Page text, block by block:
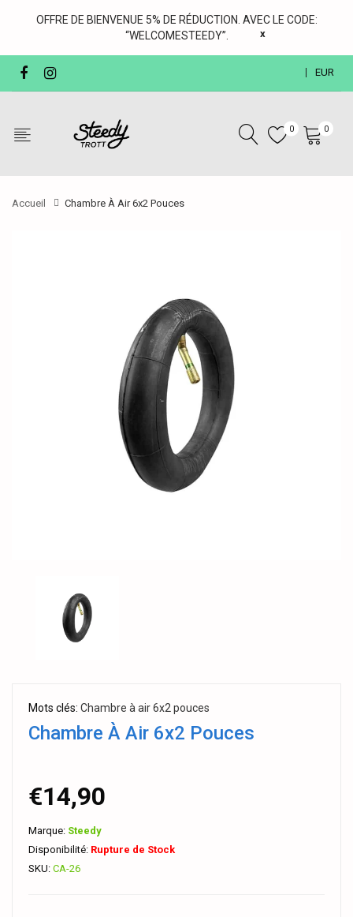
OFFRE DE BIENVENUE 5% DE RÉDUCTION. AVEC LE CODE:
“WELCOMESTEEDY”.
x
EUR
0 0
Accueil Chambre À Air 6x2 Pouces
Mots clés: Chambre à air 6x2 pouces
Chambre À Air 6x2 Pouces
€14,90
Marque: Steedy
Disponibilité: Rupture de Stock
SKU: CA-26